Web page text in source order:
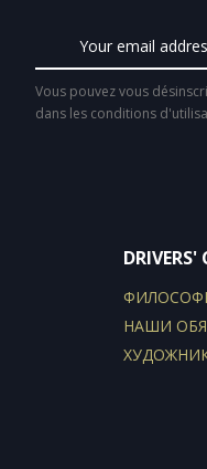
Vous pouvez vous
dans les conditions
НАШИ